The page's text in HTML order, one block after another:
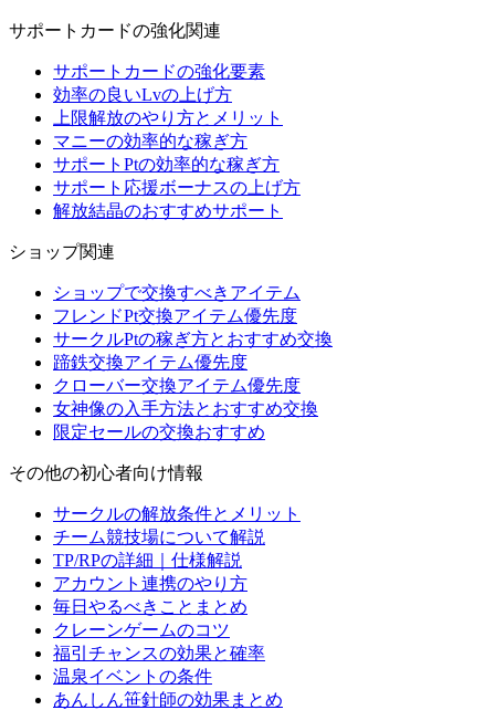
サポートカードの強化関連
サポートカードの強化要素
効率の良いLvの上げ方
上限解放のやり方とメリット
マニーの効率的な稼ぎ方
サポートPtの効率的な稼ぎ方
サポート応援ボーナスの上げ方
解放結晶のおすすめサポート
ショップ関連
ショップで交換すべきアイテム
フレンドPt交換アイテム優先度
サークルPtの稼ぎ方とおすすめ交換
蹄鉄交換アイテム優先度
クローバー交換アイテム優先度
女神像の入手方法とおすすめ交換
限定セールの交換おすすめ
その他の初心者向け情報
サークルの解放条件とメリット
チーム競技場について解説
TP/RPの詳細｜仕様解説
アカウント連携のやり方
毎日やるべきことまとめ
クレーンゲームのコツ
福引チャンスの効果と確率
温泉イベントの条件
あんしん笹針師の効果まとめ